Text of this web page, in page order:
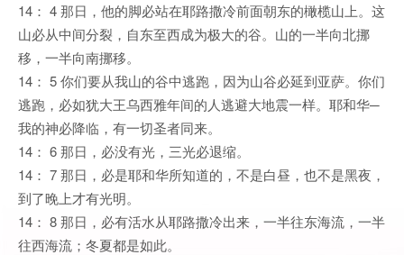
14： 4 那日，他的脚必站在耶路撒冷前面朝东的橄榄山上。这
山必从中间分裂，自东至西成为极大的谷。山的一半向北挪
移，一半向南挪移。
14： 5 你们要从我山的谷中逃跑，因为山谷必延到亚萨。你们
逃跑，必如犹大王乌西雅年间的人逃避大地震一样。耶和华─
我的神必降临，有一切圣者同来。
14： 6 那日，必没有光，三光必退缩。
14： 7 那日，必是耶和华所知道的，不是白昼，也不是黑夜，
到了晚上才有光明。
14： 8 那日，必有活水从耶路撒冷出来，一半往东海流，一半
往西海流；冬夏都是如此。